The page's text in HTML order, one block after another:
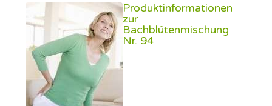
Produktinformationen
zur
Bachblütenmischung
Nr. 94